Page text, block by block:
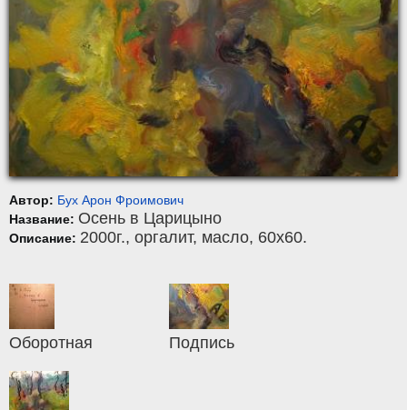
Автор: Бух Арон Фроимович
Название: Осень в Царицыно
Описание: 2000г., оргалит, масло, 60x60.
Оборотная Подпись